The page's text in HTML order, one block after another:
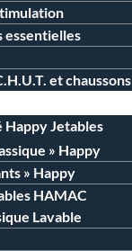
essentielles
et chaussons
Happy Jetables
» Happy
» Happy
HAMAC
Lavable